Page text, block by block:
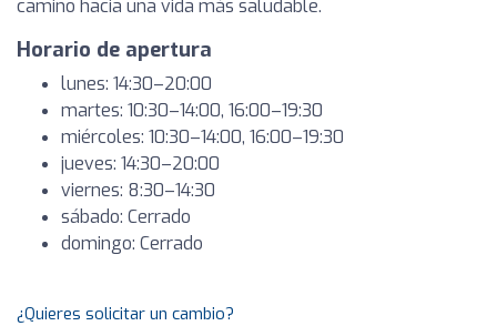
camino hacia una vida más saludable.
Horario de apertura
lunes: 14:30–20:00
martes: 10:30–14:00, 16:00–19:30
miércoles: 10:30–14:00, 16:00–19:30
jueves: 14:30–20:00
viernes: 8:30–14:30
sábado: Cerrado
domingo: Cerrado
¿Quieres solicitar un cambio?